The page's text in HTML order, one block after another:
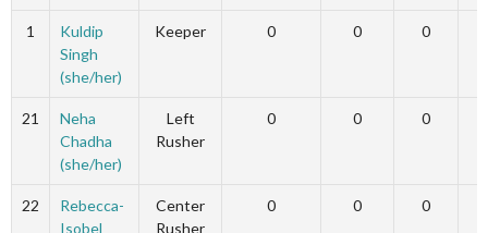
1
Kuldip
Singh
(she/her)
Keeper 0 0 0
21
Neha
Chadha
(she/her)
Left
Rusher
0 0 0
22
Rebecca-
Isobel
Center
Rusher
0 0 0